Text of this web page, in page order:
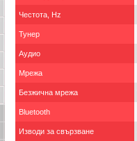
Честота, Hz
Тунер
Аудио
Мрежа
Безжична мрежа
Bluetooth
Изводи за свързване